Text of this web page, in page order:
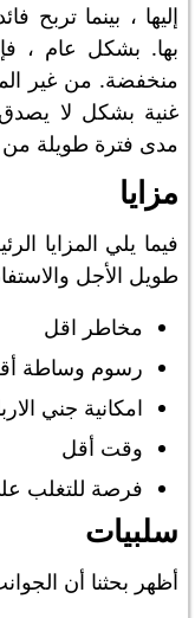
إليها ، بينما تربح
بها. بشكل عام ،
منخفضة. من غير
غنية بشكل لا
مدى فترة طويلة
مزايا
فيما يلي المزايا
طويل الأجل
مخاطر اقل
رسوم وساطة
امكانية جني
وقت أقل
فرصة للتغلب
سلبيات
أظهر بحثنا أن